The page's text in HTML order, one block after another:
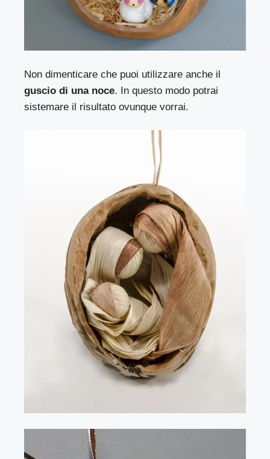
Non dimenticare che puoi utilizzare anche il
guscio di una noce. In questo modo potrai
sistemare il risultato ovunque vorrai.